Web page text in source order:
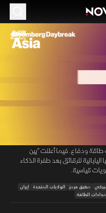
و"الفيدرالي"
طاقة ودفاع. فيما أعلنت "بين
للرقائق بعد طفرة الذكاء
قياسية.
مضيق هرمز الولايات المتحدة
إيران
الطاقة